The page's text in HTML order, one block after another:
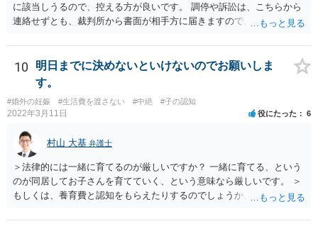
に該当しうるので、控える方が良いです。 調停や訴訟は、こちらから
連絡せずとも、裁判所から書面が相手方に届きますので、連絡不要で
いのであれば、調停や訴訟をするしかないかと思います。
10
明日までに決めないといけないのでお願いしま
す。
#婚外の妊娠 #生活費を渡さない #中絶 #子の認知
2022年3月11日 役にたった 6
村山 大基 弁護士
＞法律的には一緒に育てるのが厳しいですか？ 一緒に育てる、という
のが同居してお子さんを育てていく、という意味なら厳しいです。 ＞
もしくは、養育費と認知をもらえたりするのでしょうか、 相手が認知
す。 また、認知されたことを前提に、父親として子を養う義務があり